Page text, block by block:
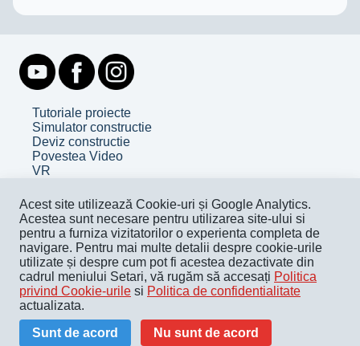
Tutoriale proiecte
Simulator constructie
Deviz constructie
Povestea Video
VR
Despre noi
Contact
Facebook
Youtube
Termeni și condiții
Politica de confidențialitate
Politica de cookie
Pentru companii
© Copyright Academia de Construcții - 2024
Acest site utilizează Cookie-uri și Google Analytics.
Acestea sunt necesare pentru utilizarea site-ului si
pentru a furniza vizitatorilor o experienta completa de
navigare. Pentru mai multe detalii despre cookie-urile
utilizate și despre cum pot fi acestea dezactivate din
cadrul meniului Setari, vă rugăm să accesați Politica
privind Cookie-urile si Politica de confidentialitate
actualizata.
Sunt de acord
Nu sunt de acord